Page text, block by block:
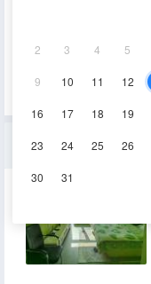
2 3 4 5
9 10 11 12
16 17 18 19
23 24 25 26
30 31